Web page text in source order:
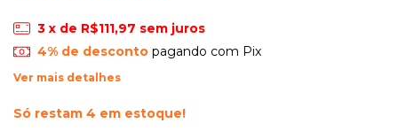
3 x de R$111,97 sem juros
4% de descontopagando com Pix
Ver mais detalhes
Só restam 4 em estoque!